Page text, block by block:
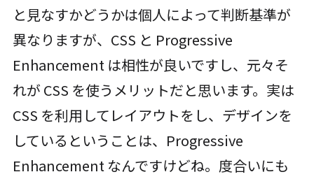
と見なすかどうかは個人によって判断基準が
異なりますが、CSS と Progressive
Enhancement は相性が良いですし、元々そ
れが CSS を使うメリットだと思います。実は
CSS を利用してレイアウトをし、デザインを
しているということは、Progressive
Enhancement なんですけどね。度合いにも